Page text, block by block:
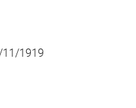
11/1919